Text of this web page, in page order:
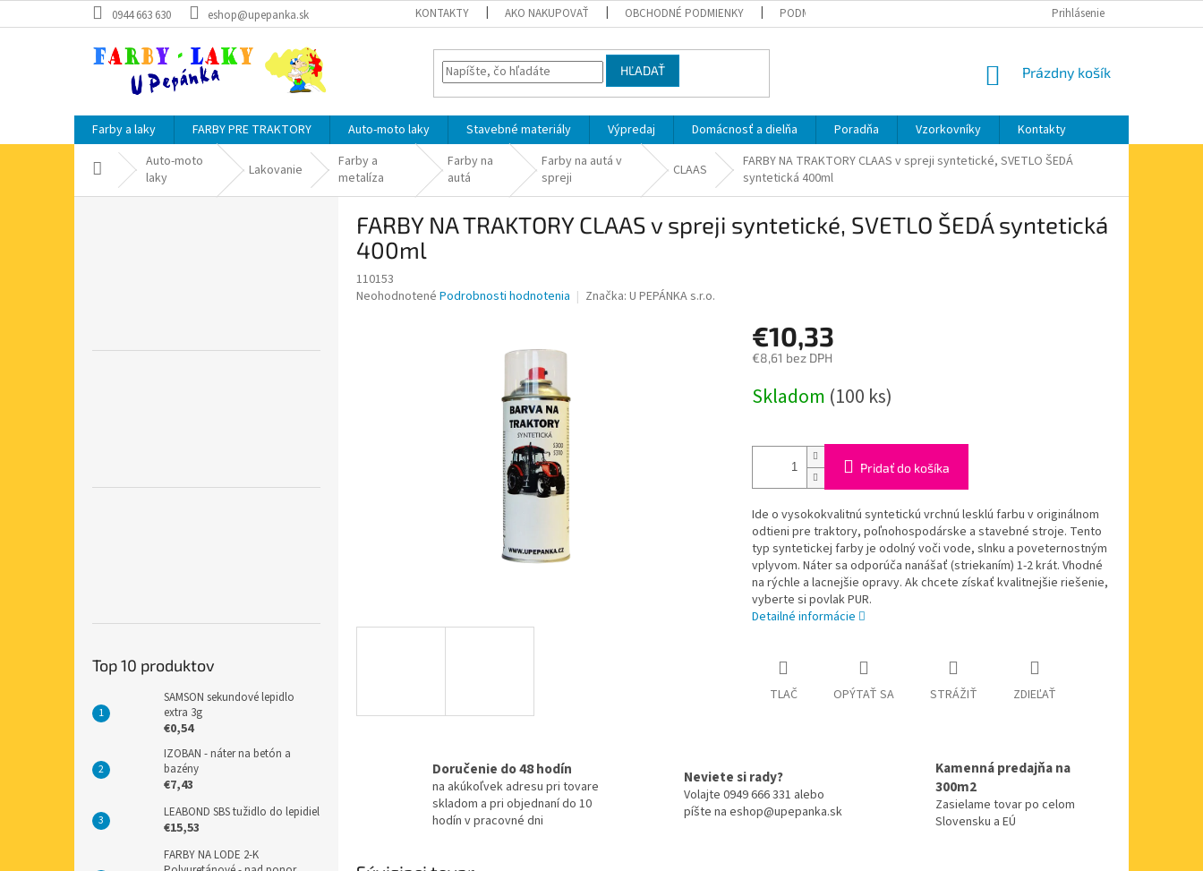
na
0944 663 630 eshop@upepanka.sk KONTAKTY AKO NAKUPOVAŤ OBCHODNÉ PODMIENKY PODMIENKY OCHRANY OSOBNÝCH ÚDAJOV MOJA OBJEDNÁVKA
Prihlásenie
HĽADAŤ
NÁKUPNÝ
Prázdny košík
Farby a laky FARBY PRE TRAKTORY Auto-moto laky Stavebné materiály Výpredaj Domácnosť a dielňa Poradňa Vzorkovníky Kontakty
DomovAuto-moto
laky
Lakovanie
Farby a
metalíza
Farby na
autá
Farby na autá v
spreji
CLAAS
FARBY NA TRAKTORY CLAAS v spreji syntetické, SVETLO ŠEDÁ
syntetická 400ml
Top 10 produktov
SAMSON sekundové lepidlo
extra 3g
€0,54
IZOBAN - náter na betón a
bazény
€7,43
LEABOND SBS tužidlo do lepidiel
€15,53
FARBY NA LODE 2-K
FARBY NA TRAKTORY CLAAS v spreji syntetické, SVETLO ŠEDÁ syntetická
400ml
110153
Priemerné
Neohodnotené Podrobnosti hodnotenia Značka: U PEPÁNKA s.r.o.
€10,33
€8,61 bez DPH
cena:
Skladom (100 ks)
Pridať do košíka
Ide o vysokokvalitnú syntetickú vrchnú lesklú farbu v originálnom
odtieni pre traktory, poľnohospodárske a stavebné stroje. Tento
typ syntetickej farby je odolný voči vode, slnku a poveternostným
vplyvom. Náter sa odporúča nanášať (striekaním) 1-2 krát. Vhodné
na rýchle a lacnejšie opravy. Ak chcete získať kvalitnejšie riešenie,
vyberte si povlak PUR.
Detailné informácie
TLAČ OPÝTAŤ SA STRÁŽIŤ ZDIEĽAŤ
Doručenie do 48 hodín
na akúkoľvek adresu pri tovare
skladom a pri objednaní do 10
hodín v pracovné dni
Neviete si rady?
Volajte 0949 666 331 alebo
píšte na eshop@upepanka.sk
Kamenná predajňa na
300m2
Zasielame tovar po celom
Slovensku a EÚ